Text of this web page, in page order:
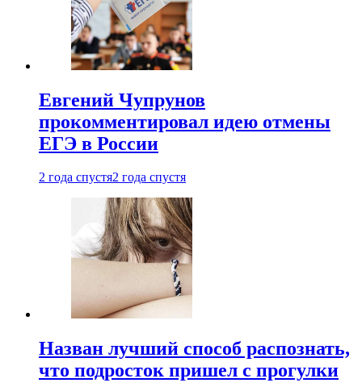
Евгений Чупрунов
прокомментировал идею отмены
ЕГЭ в России
2 года спустя2 года спустя
Назван лучший способ распознать,
что подросток пришел с прогулки